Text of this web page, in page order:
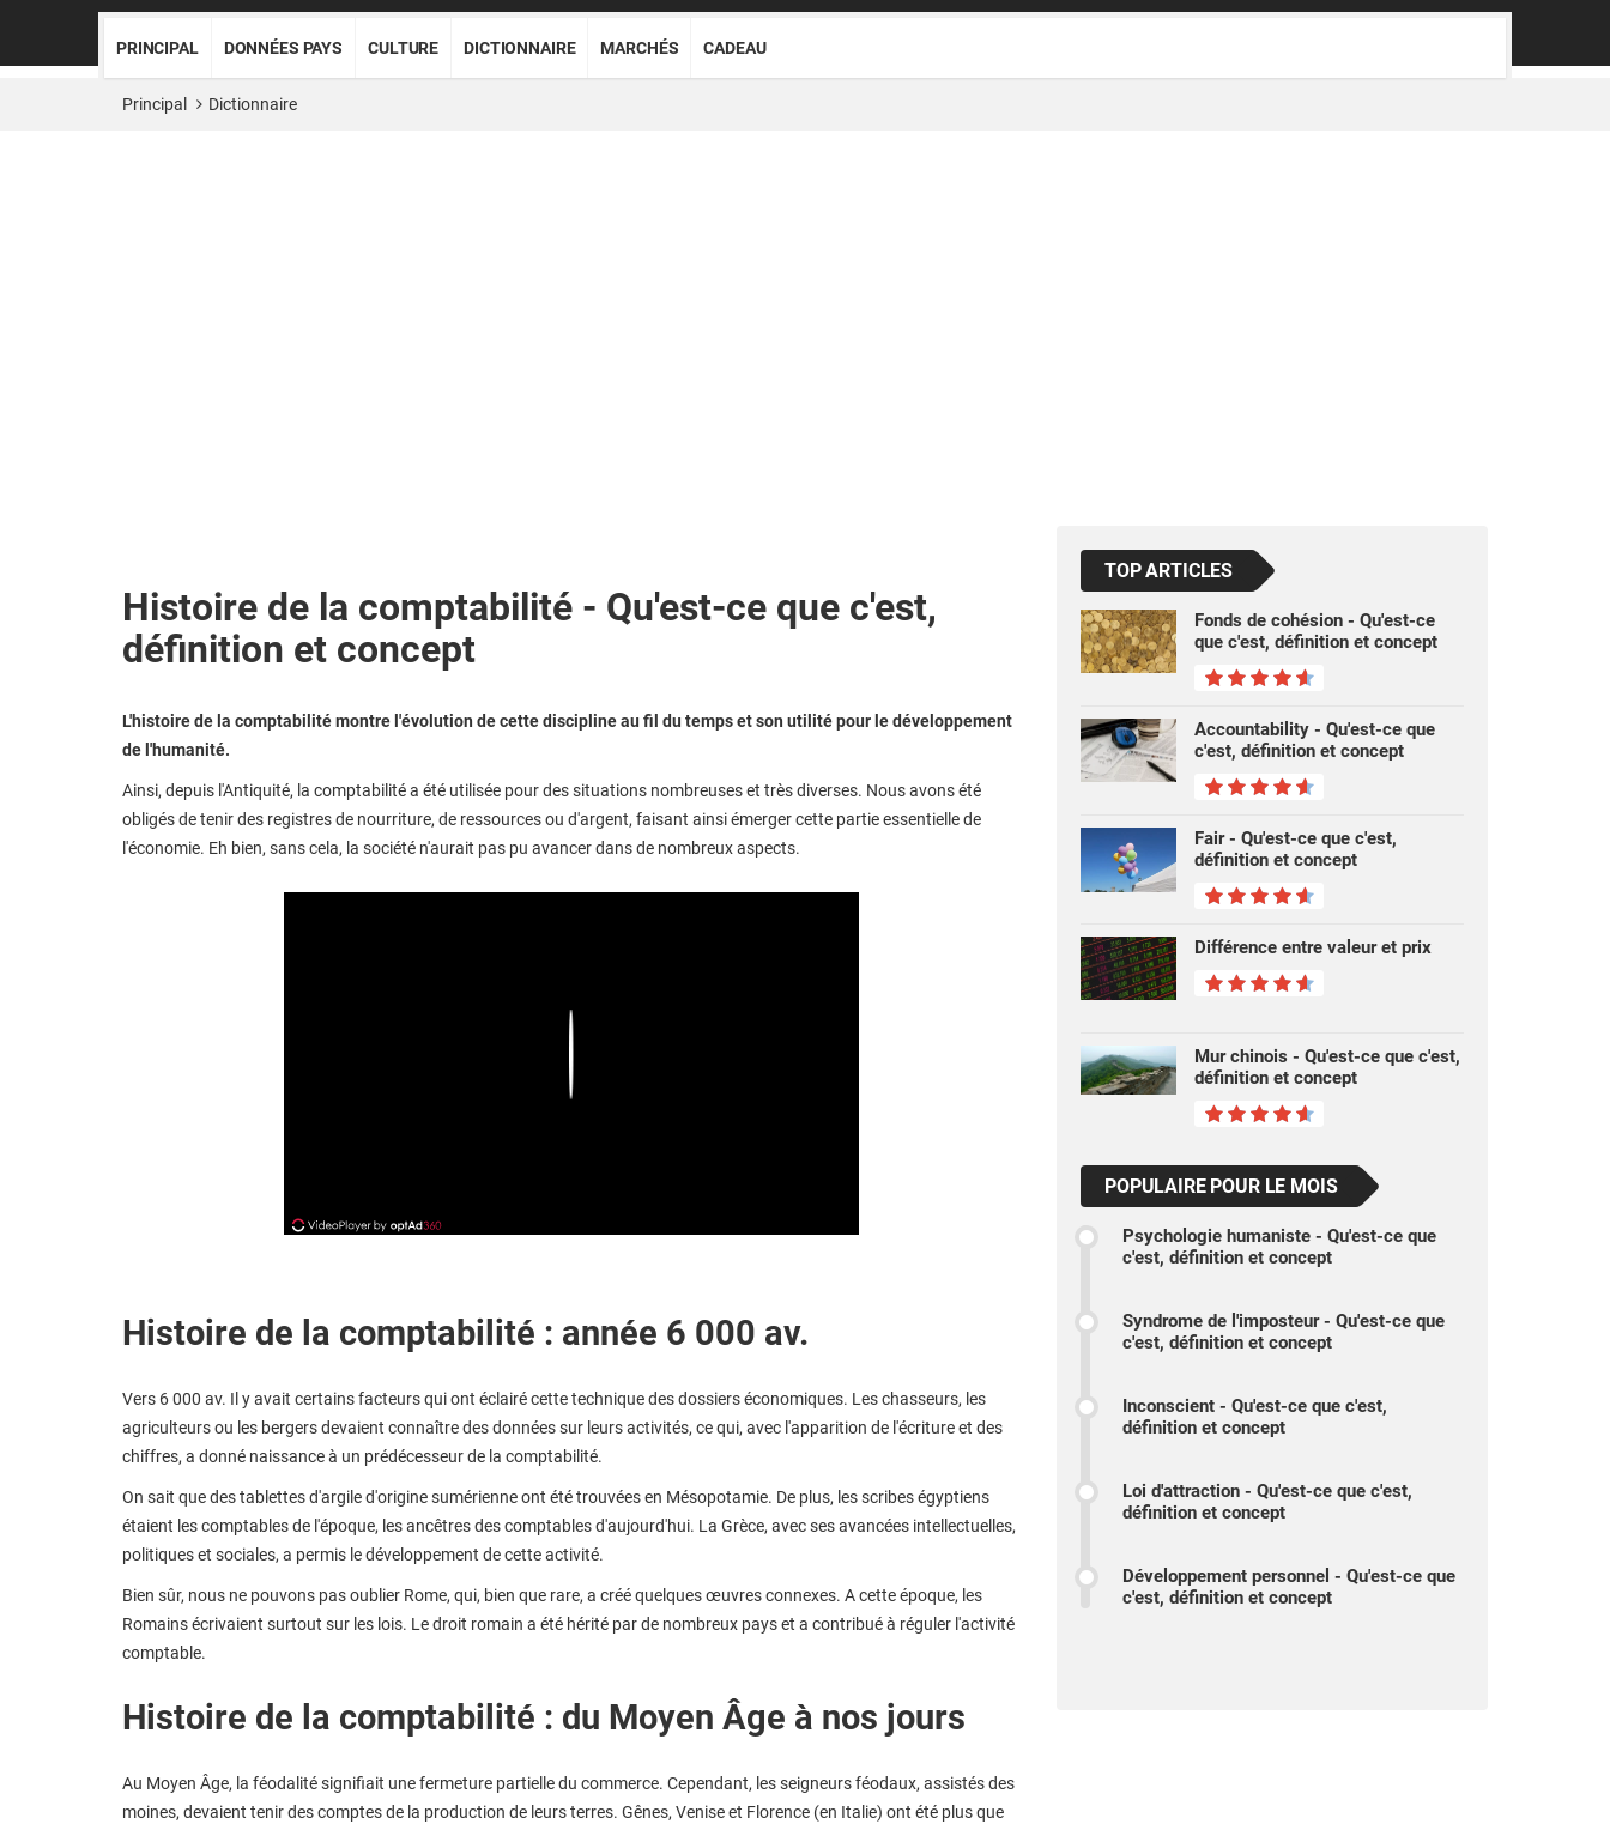
PRINCIPAL DONNÉES PAYS CULTURE DICTIONNAIRE MARCHÉS CADEAU
Principal Dictionnaire
Histoire de la comptabilité - Qu'est-ce que c'est,
définition et concept
L'histoire de la comptabilité montre l'évolution de cette discipline au fil du temps et son utilité pour le développement
de l'humanité.
Ainsi, depuis l'Antiquité, la comptabilité a été utilisée pour des situations nombreuses et très diverses. Nous avons été
obligés de tenir des registres de nourriture, de ressources ou d'argent, faisant ainsi émerger cette partie essentielle de
l'économie. Eh bien, sans cela, la société n'aurait pas pu avancer dans de nombreux aspects.
Histoire de la comptabilité : année 6 000 av.
Vers 6 000 av. Il y avait certains facteurs qui ont éclairé cette technique des dossiers économiques. Les chasseurs, les
agriculteurs ou les bergers devaient connaître des données sur leurs activités, ce qui, avec l'apparition de l'écriture et des
chiffres, a donné naissance à un prédécesseur de la comptabilité.
On sait que des tablettes d'argile d'origine sumérienne ont été trouvées en Mésopotamie. De plus, les scribes égyptiens
étaient les comptables de l'époque, les ancêtres des comptables d'aujourd'hui. La Grèce, avec ses avancées intellectuelles,
politiques et sociales, a permis le développement de cette activité.
Bien sûr, nous ne pouvons pas oublier Rome, qui, bien que rare, a créé quelques œuvres connexes. A cette époque, les
Romains écrivaient surtout sur les lois. Le droit romain a été hérité par de nombreux pays et a contribué à réguler l'activité
comptable.
Histoire de la comptabilité : du Moyen Âge à nos jours
Au Moyen Âge, la féodalité signifiait une fermeture partielle du commerce. Cependant, les seigneurs féodaux, assistés des
moines, devaient tenir des comptes de la production de leurs terres. Gênes, Venise et Florence (en Italie) ont été plus que
TOP ARTICLES
Fonds de cohésion - Qu'est-ce
que c'est, définition et concept
Accountability - Qu'est-ce que
c'est, définition et concept
Fair - Qu'est-ce que c'est,
définition et concept
Différence entre valeur et prix
Mur chinois - Qu'est-ce que c'est,
définition et concept
POPULAIRE POUR LE MOIS
Psychologie humaniste - Qu'est-ce que
c'est, définition et concept
Syndrome de l'imposteur - Qu'est-ce que
c'est, définition et concept
Inconscient - Qu'est-ce que c'est,
définition et concept
Loi d'attraction - Qu'est-ce que c'est,
définition et concept
Développement personnel - Qu'est-ce que
c'est, définition et concept